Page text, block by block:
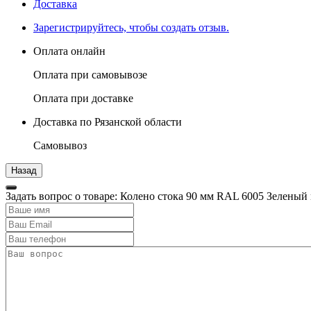
Доставка
Зарегистрируйтесь, чтобы создать отзыв.
Оплата онлайн
Оплата при самовывозе
Оплата при доставке
Доставка по Рязанской области
Самовывоз
Задать вопрос о товаре: Колено стока 90 мм RAL 6005 Зеленый